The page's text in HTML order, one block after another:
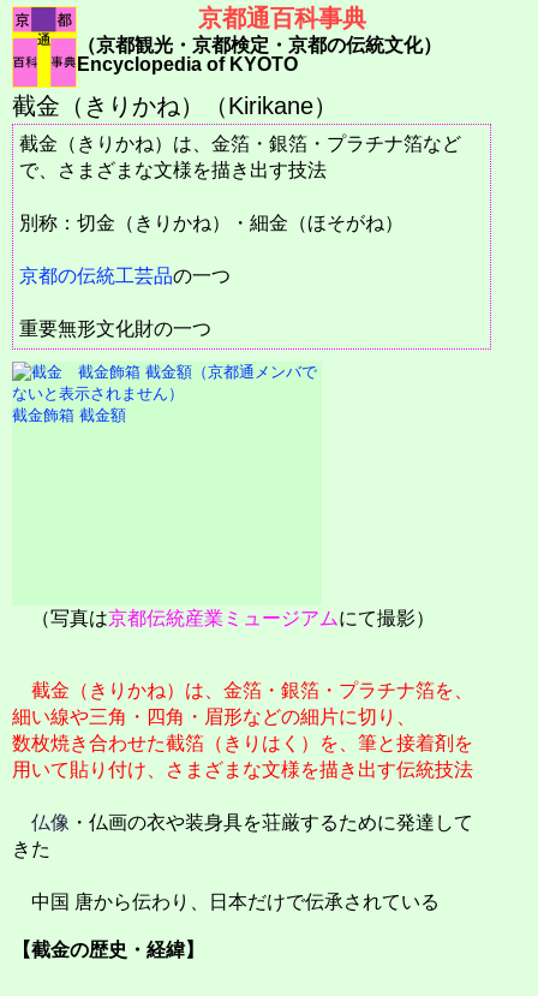
京都通百科事典
（京都観光・京都検定・京都の伝統文化）
Encyclopedia of KYOTO
截金（きりかね）（Kirikane）
截金（きりかね）は、金箔・銀箔・プラチナ箔など
で、さまざまな文様を描き出す技法
別称：切金（きりかね）・細金（ほそがね）
京都の伝統工芸品の一つ
重要無形文化財の一つ
截金飾箱 截金額
（写真は京都伝統産業ミュージアムにて撮影）
截金（きりかね）は、金箔・銀箔・プラチナ箔を、
細い線や三角・四角・眉形などの細片に切り、
数枚焼き合わせた截箔（きりはく）を、筆と接着剤を
用いて貼り付け、さまざまな文様を描き出す伝統技法
仏像 ・仏画の衣や装身具を荘厳するために発達して
きた
中国 唐から伝わり、日本だけで伝承されている
【截金の歴史・経緯】